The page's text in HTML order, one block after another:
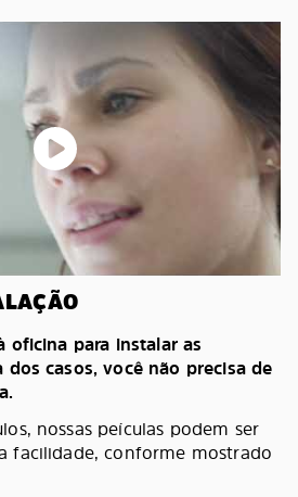
oficina para instalar as
dos casos, você não precisa de
nossas peículas podem ser
facilidade, conforme mostrado